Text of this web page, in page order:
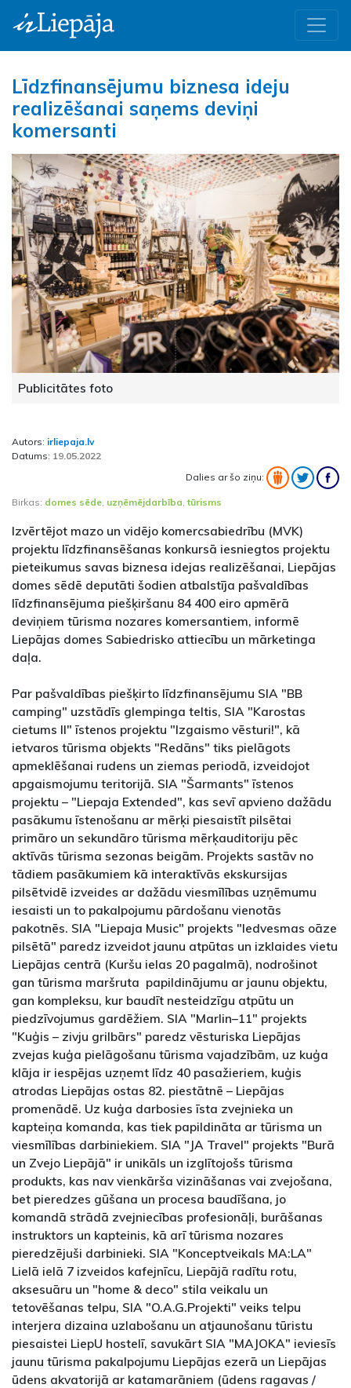
Līdzfinansējumu biznesa ideju
realizēšanai saņems deviņi
komersanti
Publicitātes foto
Autors: irliepaja.lv
Datums: 19.05.2022
Dalies ar šo ziņu:
Birkas: domes sēde uzņēmējdarbība ,tūrisms
Izvērtējot mazo un vidējo komercsabiedrību (MVK)
projektu līdzfinansēšanas konkursā iesniegtos projektu
pieteikumus savas biznesa idejas realizēšanai, Liepājas
domes sēdē deputāti šodien atbalstīja pašvaldības
līdzfinansējuma piešķiršanu 84 400 eiro apmērā
deviņiem tūrisma nozares komersantiem, informē
Liepājas domes Sabiedrisko attiecību un mārketinga
daļa.
Par pašvaldības piešķirto līdzfinansējumu SIA "BB
camping" uzstādīs glempinga teltis, SIA "Karostas
cietums II" īstenos projektu "Izgaismo vēsturi!", kā
ietvaros tūrisma objekts "Redāns" tiks pielāgots
apmeklēšanai rudens un ziemas periodā, izveidojot
apgaismojumu teritorijā. SIA "Šarmants" īstenos
projektu – "Liepaja Extended", kas sevī apvieno dažādu
pasākumu īstenošanu ar mērķi piesaistīt pilsētai
primāro un sekundāro tūrisma mērķauditoriju pēc
aktīvās tūrisma sezonas beigām. Projekts sastāv no
tādiem pasākumiem kā interaktīvās ekskursijas
pilsētvidē izveides ar dažādu viesmīlības uzņēmumu
iesaisti un to pakalpojumu pārdošanu vienotās
pakotnēs. SIA "Liepaja Music" projekts "Iedvesmas oāze
pilsētā" paredz izveidot jaunu atpūtas un izklaides vietu
Liepājas centrā (Kuršu ielas 20 pagalmā), nodrošinot
gan tūrisma maršruta papildinājumu ar jaunu objektu,
gan kompleksu, kur baudīt nesteidzīgu atpūtu un
piedzīvojumus gardēžiem. SIA "Marlin–11" projekts
"Kuģis – zivju grilbārs" paredz vēsturiska Liepājas
zvejas kuģa pielāgošanu tūrisma vajadzībām, uz kuģa
klāja ir iespējas uzņemt līdz 40 pasažieriem, kuģis
atrodas Liepājas ostas 82. piestātnē – Liepājas
promenādē. Uz kuģa darbosies īsta zvejnieka un
kapteiņa komanda, kas tiek papildināta ar tūrisma un
viesmīlības darbiniekiem. SIA "JA Travel" projekts "Burā
un Zvejo Liepājā" ir unikāls un izglītojošs tūrisma
produkts, kas nav vienkārša vizināšanas vai zvejošana,
bet pieredzes gūšana un procesa baudīšana, jo
komandā strādā zvejniecības profesionāļi, burāšanas
instruktors un kapteinis, kā arī tūrisma nozares
pieredzējuši darbinieki. SIA "Konceptveikals MA:LA"
Lielā ielā 7 izveidos kafejnīcu, Liepājā radītu rotu,
aksesuāru un "home & deco" stila veikalu un
tetovēšanas telpu, SIA "O.A.G.Projekti" veiks telpu
interjera dizaina uzlabošanu un atjaunošanu tūristu
piesaistei LiepU hostelī, savukārt SIA "MAJOKA" ieviesīs
jaunu tūrisma pakalpojumu Liepājas ezerā un Liepājas
ūdens akvatorijā ar katamarāniem (ūdens ragavas /